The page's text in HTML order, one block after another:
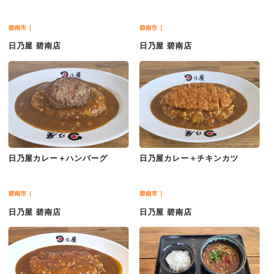
碧南市
日乃屋 碧南店
日乃屋カレー＋ハンバーグ
碧南市
日乃屋 碧南店
日乃屋カレー＋チキンカツ
碧南市
日乃屋 碧南店
碧南市
日乃屋 碧南店